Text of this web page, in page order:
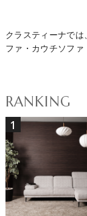
クラスティーナで
ファ・カウチソフ
したソファを多数
びやすいのもポイ
イフスタイルに合
んわり身体を受け
ト感のあるタイプ、
座る人が快適に過
す。素材はファブ
ホワイト・ブラッ
レッド・イエロー
合わせて着せ替えが
RANKING
1